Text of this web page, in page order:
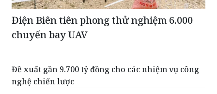
Điện Biên tiên phong thử nghiệm 6.000
chuyến bay UAV
Đề xuất gần 9.700 tỷ đồng cho các nhiệm vụ công
nghệ chiến lược